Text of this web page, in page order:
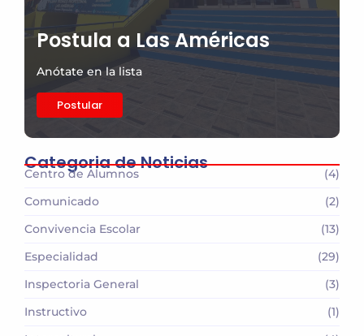
Postula a Las Américas
Anótate en la lista
Postular
Categoria de Noticias
Centro de Alumnos
(4)
Comunicado
(2)
Convivencia Escolar
(13)
Especialidad
(29)
Inspectoria General
(3)
Instructivo
(1)